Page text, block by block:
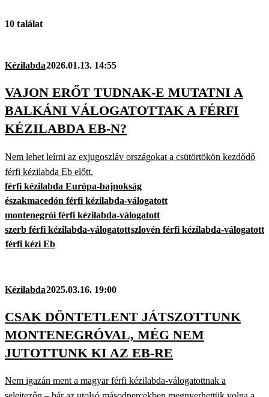
10 találat
Kézilabda2026.01.13. 14:55
VAJON ERŐT TUDNAK-E MUTATNI A
BALKÁNI VÁLOGATOTTAK A FÉRFI
KÉZILABDA EB-N?
Nem lehet leírni az exjugoszláv országokat a csütörtökön kezdődő
férfi kézilabda Eb előtt.
férfi kézilabda Európa-bajnokság
északmacedón férfi kézilabda-válogatott
montenegrói férfi kézilabda-válogatott
szerb férfi kézilabda-válogatottszlovén férfi kézilabda-válogatott
férfi kézi Eb
Kézilabda2025.03.16. 19:00
CSAK DÖNTETLENT JÁTSZOTTUNK
MONTENEGRÓVAL, MÉG NEM
JUTOTTUNK KI AZ EB-RE
Nem igazán ment a magyar férfi kézilabda-válogatottnak a